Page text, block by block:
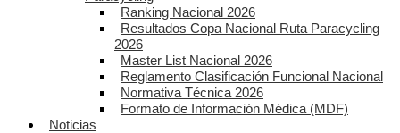
Ranking Nacional 2026
Resultados Copa Nacional Ruta Paracycling
2026
Master List Nacional 2026
Reglamento Clasificación Funcional Nacional
Normativa Técnica 2026
Formato de Información Médica (MDF)
Noticias